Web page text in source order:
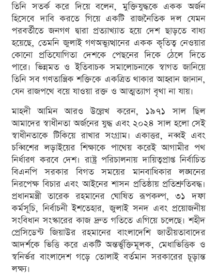
তিনি সতর্ক করে দিয়ে বলেন, মুক্তিযুদ্ধকে একক অর্জন
হিসেবে দাবি করতে গিয়ে একটি রাজনৈতিক দল যেমন
পরবর্তীতে জনগণ দ্বারা প্রত্যাখ্যাত হয়ে দেশ ছাড়তে বাধ্য
হয়েছে, তেমনি জুলাই গণঅভ্যুত্থানের একক কৃতিত্ব নেওয়ার
কোনো প্রতিযোগিতা দেশকে পেছনের দিকে ঠেলে দিতে
পারে। ভিন্নমত ও ইতিবাচক সমালোচনাকে স্বাগত জানিয়ে
তিনি সব গণতান্ত্রিক শক্তিকে একত্রিত থাকার আহ্বান জানান,
যেন রাজপথে বয়ে যাওয়া রক্ত ও আত্মত্যাগ বৃথা না যায়।
মাহদী আমিন আরও উল্লেখ করেন, ১৯৭১ সাল ছিল
আমাদের স্বাধীনতা অর্জনের যুদ্ধ এবং ২০২৪ সাল হলো সেই
স্বাধীনতাকে টিকিয়ে রাখার সংগ্রাম। একাত্তর, নব্বই এবং
চব্বিশের লড়াইয়ের শিক্ষাকে পাথেয় করেই আগামীর পথ
নির্ধারণ করবে দেশ। রাষ্ট্র পরিচালনায় দায়িত্বপ্রাপ্ত নির্বাচিত
বিএনপি সরকার বিগত সময়ের মানবাধিকার লঙ্ঘনের
নিরপেক্ষ বিচার এবং আইনের শাসন প্রতিষ্ঠায় প্রতিশ্রুতিবদ্ধ।
প্রধানমন্ত্রী তারেক রহমানের ঘোষিত রূপকল্প, ৩১ দফা
কর্মসূচি, নির্বাচনী ইশতেহার, জুলাই সনদ এবং প্রয়োজনীয়
সংবিধান সংস্কারের কাজ দ্রুত গতিতে এগিয়ে চলেছে। শহীদ
প্রেসিডেন্ট জিয়াউর রহমানের বাংলাদেশি জাতীয়তাবাদের
আদর্শকে ভিত্তি করে একটি অন্তর্ভুক্তিমূলক, মেধাভিত্তিক ও
স্বনির্ভর বাংলাদেশ গড়ে তোলাই বর্তমান সরকারের চূড়ান্ত
লক্ষ্য।